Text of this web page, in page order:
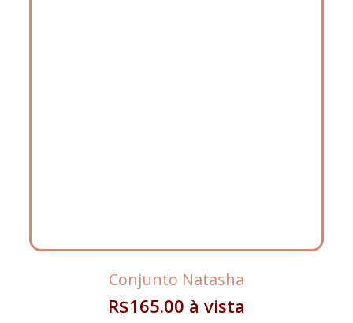
Conjunto Natasha
R$165.00 à vista